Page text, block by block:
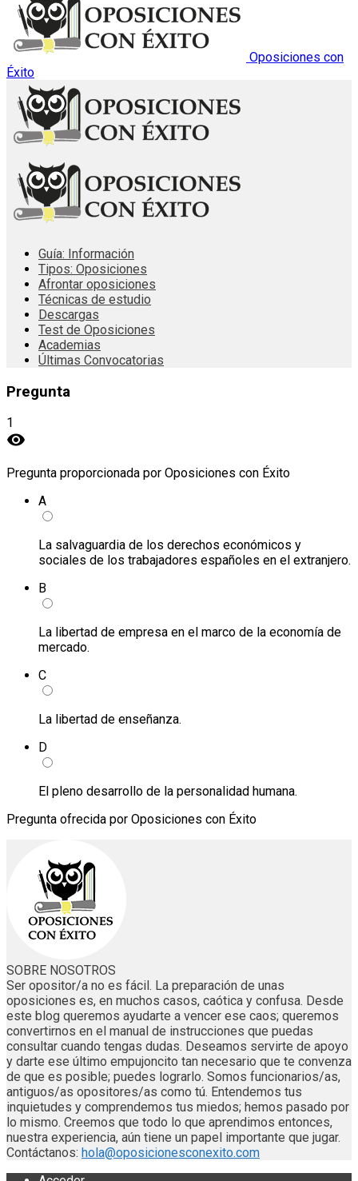
Oposiciones con
Éxito
Guía: Información
Tipos: Oposiciones
Afrontar oposiciones
Técnicas de estudio
Descargas
Test de Oposiciones
Academias
Últimas Convocatorias
Pregunta
1
visibility
Pregunta proporcionada por Oposiciones con Éxito
A
La salvaguardia de los derechos económicos y
sociales de los trabajadores españoles en el extranjero.
B
La libertad de empresa en el marco de la economía de
mercado.
C
La libertad de enseñanza.
D
El pleno desarrollo de la personalidad humana.
Pregunta ofrecida por Oposiciones con Éxito
SOBRE NOSOTROS
Ser opositor/a no es fácil. La preparación de unas
oposiciones es, en muchos casos, caótica y confusa. Desde
este blog queremos ayudarte a vencer ese caos; queremos
convertirnos en el manual de instrucciones que puedas
consultar cuando tengas dudas. Deseamos servirte de apoyo
y darte ese último empujoncito tan necesario que te convenza
de que es posible; puedes lograrlo. Somos funcionarios/as,
antiguos/as opositores/as como tú. Entendemos tus
inquietudes y comprendemos tus miedos; hemos pasado por
lo mismo. Creemos que todo lo que aprendimos entonces,
nuestra experiencia, aún tiene un papel importante que jugar.
Contáctanos: hola@oposicionesconexito.com